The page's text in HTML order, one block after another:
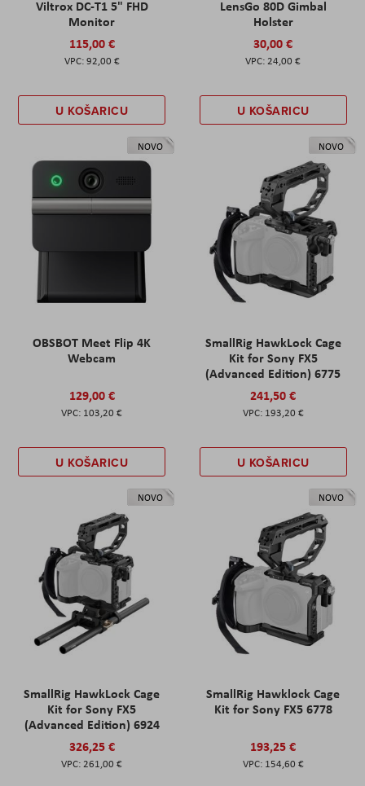
Viltrox DC-T1 5" FHD
Monitor
115,00 €
92,00 €
U KOŠARICU
LensGo 80D Gimbal
Holster
30,00 €
24,00 €
U KOŠARICU
NOVO
OBSBOT Meet Flip 4K
Webcam
129,00 €
103,20 €
U KOŠARICU
NOVO
SmallRig HawkLock Cage
Kit for Sony FX5
(Advanced Edition) 6775
241,50 €
193,20 €
U KOŠARICU
NOVO
SmallRig HawkLock Cage
Kit for Sony FX5
(Advanced Edition) 6924
326,25 €
261,00 €
NOVO
SmallRig Hawklock Cage
Kit for Sony FX5 6778
193,25 €
154,60 €